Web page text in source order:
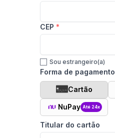
CEP
Sou estrangeiro(a)
Forma de pagamento
Cartão
NuPay Até 24x
Titular do cartão